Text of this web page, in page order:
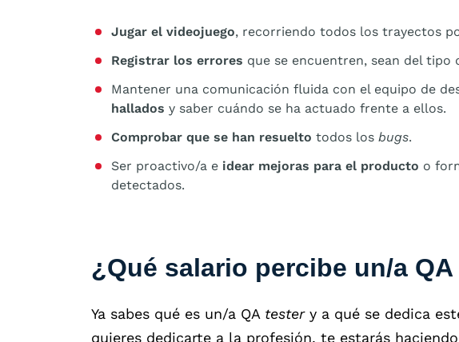
Jugar el videojuego, recorriendo todos los trayectos
Registrar los errores que se encuentren, sean del tipo
Mantener una comunicación fluida con el equipo de
hallados y saber cuándo se ha actuado frente a ellos.
Comprobar que se han resuelto todos los bugs.
Ser proactivo/a e idear mejoras para el producto o
detectados.
¿Qué salario percibe un/a
Ya sabes qué es un/a QA testery a qué se dedica
quieres dedicarte a la profesión, te estarás